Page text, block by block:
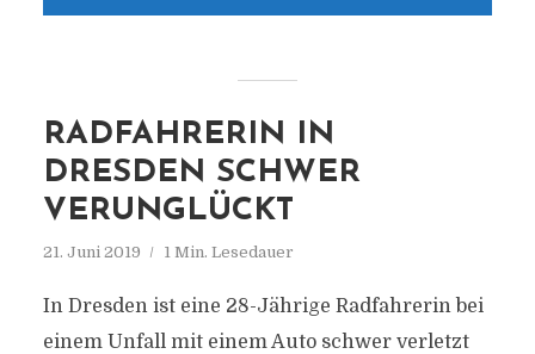
RADFAHRERIN IN
DRESDEN SCHWER
VERUNGLÜCKT
21. Juni 2019 1 Min. Lesedauer
In Dresden ist eine 28-Jährige Radfahrerin bei
einem Unfall mit einem Auto schwer verletzt